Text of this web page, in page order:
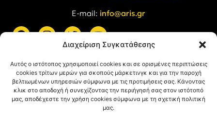
Διαχείριση Συγκατάθεσης
Αυτός ο ιστότοπος χρησιμοποιεί cookies και σε ορισμένες περιπτώσεις
cookies τρίτων μερών για σκοπούς μάρκετινγκ και για την παροχή
βελτιωμένων υπηρεσιών σύμφωνα με τις προτιμήσεις σας. Κάνοντας
κλικ στο αποδοχή ή συνεχίζοντας την περιήγησή σας στον ιστότοπό
μας, αποδέχεστε την χρήση cookies σύμφωνα με τη σχετική πολιτική
μας.
E-mail: info@aris.gr